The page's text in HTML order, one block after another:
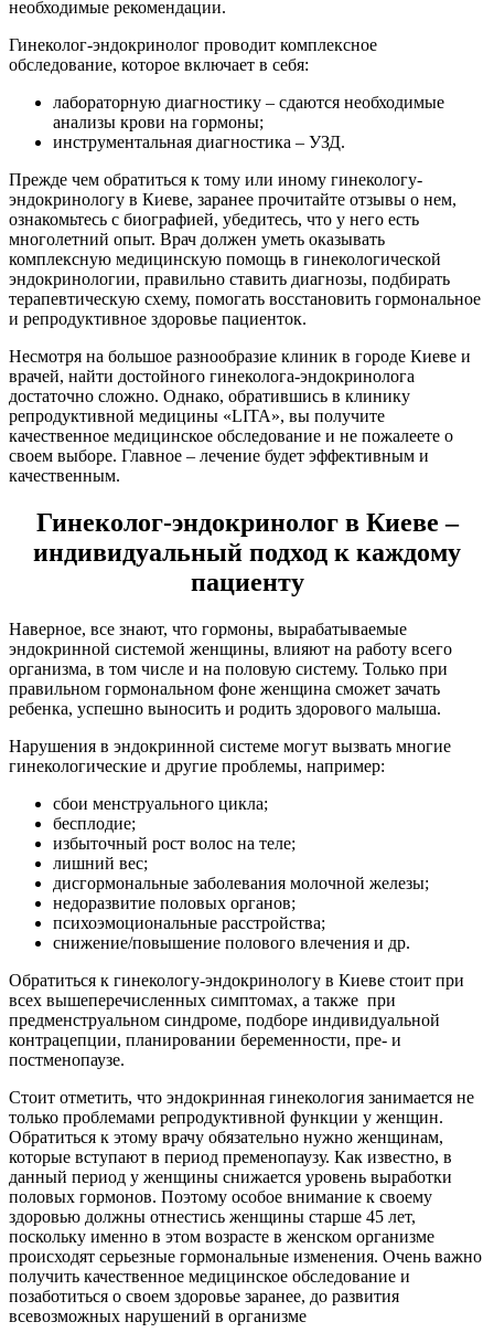
необходимые рекомендации.
Гинеколог-эндокринолог проводит комплексное
обследование, которое включает в себя:
лабораторную диагностику – сдаются необходимые
анализы крови на гормоны;
инструментальная диагностика – УЗД.
Прежде чем обратиться к тому или иному гинекологу-
эндокринологу в Киеве, заранее прочитайте отзывы о нем,
ознакомьтесь с биографией, убедитесь, что у него есть
многолетний опыт. Врач должен уметь оказывать
комплексную медицинскую помощь в гинекологической
эндокринологии, правильно ставить диагнозы, подбирать
терапевтическую схему, помогать восстановить гормональное
и репродуктивное здоровье пациенток.
Несмотря на большое разнообразие клиник в городе Киеве и
врачей, найти достойного гинеколога-эндокринолога
достаточно сложно. Однако, обратившись в клинику
репродуктивной медицины «LITA», вы получите
качественное медицинское обследование и не пожалеете о
своем выборе. Главное – лечение будет эффективным и
качественным.
Гинеколог-эндокринолог в Киеве –
индивидуальный подход к каждому
пациенту
Наверное, все знают, что гормоны, вырабатываемые
эндокринной системой женщины, влияют на работу всего
организма, в том числе и на половую систему. Только при
правильном гормональном фоне женщина сможет зачать
ребенка, успешно выносить и родить здорового малыша.
Нарушения в эндокринной системе могут вызвать многие
гинекологические и другие проблемы, например:
сбои менструального цикла;
бесплодие;
избыточный рост волос на теле;
лишний вес;
дисгормональные заболевания молочной железы;
недоразвитие половых органов;
психоэмоциональные расстройства;
снижение/повышение полового влечения и др.
Обратиться к гинекологу-эндокринологу в Киеве стоит при
всех вышеперечисленных симптомах, а также при
предменструальном синдроме, подборе индивидуальной
контрацепции, планировании беременности, пре- и
постменопаузе.
Стоит отметить, что эндокринная гинекология занимается не
только проблемами репродуктивной функции у женщин.
Обратиться к этому врачу обязательно нужно женщинам,
которые вступают в период пременопаузу. Как известно, в
данный период у женщины снижается уровень выработки
половых гормонов. Поэтому особое внимание к своему
здоровью должны отнестись женщины старше 45 лет,
поскольку именно в этом возрасте в женском организме
происходят серьезные гормональные изменения. Очень важно
получить качественное медицинское обследование и
позаботиться о своем здоровье заранее, до развития
всевозможных нарушений в организме